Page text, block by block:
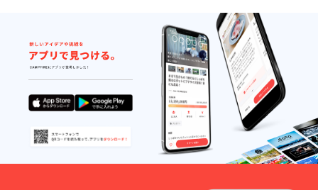
能性が
ありま
す ❏オ
リジナ
ルアク
リルス
タンド
1種類 ※
サイズ
は、片
面印刷
（120m
m×150
mm）
ります
❏Live
配信の
内容決
定権(出
来れば1
枠 12時
間完結)
※配信内
容につ
いて備
考欄に
記入お
願いし
うorお
やすみ
ボイス
(個人名
あり)の
提供 ※
おはよ
うボイ
スとお
やすみ
ボイス
のどち
らが希
望か、